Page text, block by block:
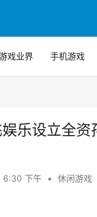
戏业界 手机游戏
娱乐设立全
6:30 下午 • 休闲游戏